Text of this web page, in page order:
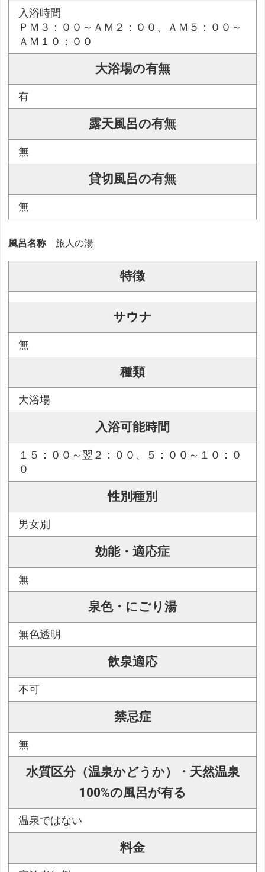
入浴時間
ＰＭ３：００～ＡＭ２：００、ＡＭ５：００～
ＡＭ１０：００
大浴場の有無
有
露天風呂の有無
無
貸切風呂の有無
無
風呂名称 旅人の湯
特徴
サウナ
無
種類
大浴場
入浴可能時間
１５：００～翌２：００、５：００～１０：０
０
性別種別
男女別
効能・適応症
無
泉色・にごり湯
無色透明
飲泉適応
不可
禁忌症
無
水質区分（温泉かどうか）・天然温泉
100%の風呂が有る
温泉ではない
料金